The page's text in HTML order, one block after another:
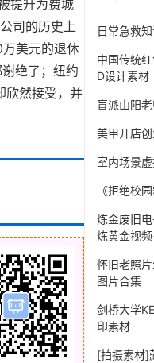
提升为费城
司的历史上
美元的退休
绝了；纽约
欣然接受，并
日常急救
中国传统
D设计素材
盲派山阳
美甲开店
室内场景
《拒绝校
炼金废旧
炼黄金视
怀旧老照
图片合集
剑桥大学
印素材
[拍摄素材]